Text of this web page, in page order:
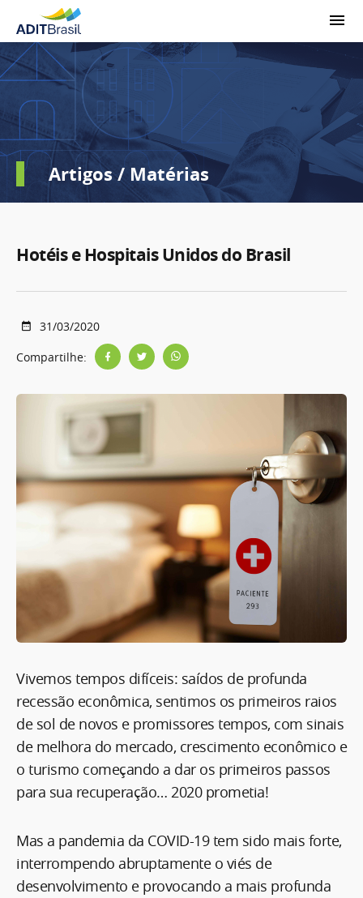
Artigos / Matérias
Hotéis e Hospitais Unidos do Brasil
31/03/2020
Compartilhe:
Vivemos tempos difíceis: saídos de profunda
recessão econômica, sentimos os primeiros raios
de sol de novos e promissores tempos, com sinais
de melhora do mercado, crescimento econômico e
o turismo começando a dar os primeiros passos
para sua recuperação… 2020 prometia!
Mas a pandemia da COVID-19 tem sido mais forte,
interrompendo abruptamente o viés de
desenvolvimento e provocando a mais profunda